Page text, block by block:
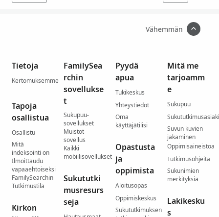
Vähemmän
Tietoja
Kertomuksemme
Tapoja
osallistua
Osallistu
Mitä
indeksointi on
Ilmoittaudu
vapaaehtoiseksi
FamilySearchin
Tutkimustila
Kirkon
FamilySea
rchin
sovellukse
t
Sukupuu-
sovellukset
Muistot-
sovellus
Kaikki
mobiilisovellukset
Sukututki
musresurs
seja
Pyydä
apua
Tukikeskus
Yhteystiedot
Oma
käyttäjätilisi
Opastusta
ja
oppimista
Aloitusopas
Oppimiskeskus
Sukututkimuksen
Mitä me
tarjoamm
e
Sukupuu
Suvun kuvien
jakaminen
Oppimisaineistoa
Tutkimusohjeita
Sukunimien
merkityksiä
Lakikesku
s